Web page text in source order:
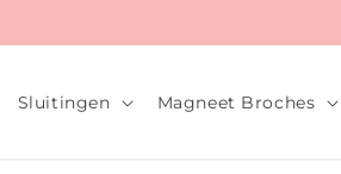
Sluitingen Magneet Broches